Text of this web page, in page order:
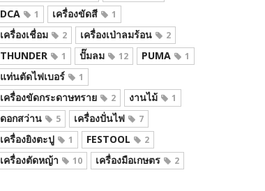
DCA 1 เครื่องขัดสี 1
เครื่องเชื่อม 2 เครื่องเป่าลมร้อน 2
THUNDER 1 ปั๊มลม 12 PUMA 1
แท่นตัดไฟเบอร์ 1
เครื่องขัดกระดาษทราย 2 งานไม้ 1
ดอกสว่าน 5 เครื่องปั่นไฟ 7
เครื่องยิงตะปู 1 FESTOOL 2
เครื่องตัดหญ้า 10 เครื่องมือเกษตร 2